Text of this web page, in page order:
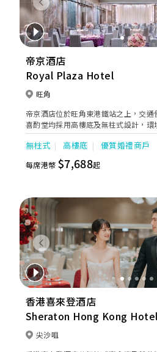
Previous
帝京酒店
Royal Plaza Hotel
旺角
帝京酒店位於旺角東港鐵站之上，交
喜酌堂均採用高樓底及無柱式設計，環
燈光及影音設備。喜宴堂最多可筵開
舉行華麗婚禮。另外，空中花園深心薈
獅子山景致，適合舉行戶外婚禮或證婚
提供貼心服務，讓新人及賓客留下浪漫
無柱式 高樓底 優質婚禮商戶
每席港幣 $7,688起
Previous
香港喜來登酒店
Sheraton Hong Kong
尖沙咀